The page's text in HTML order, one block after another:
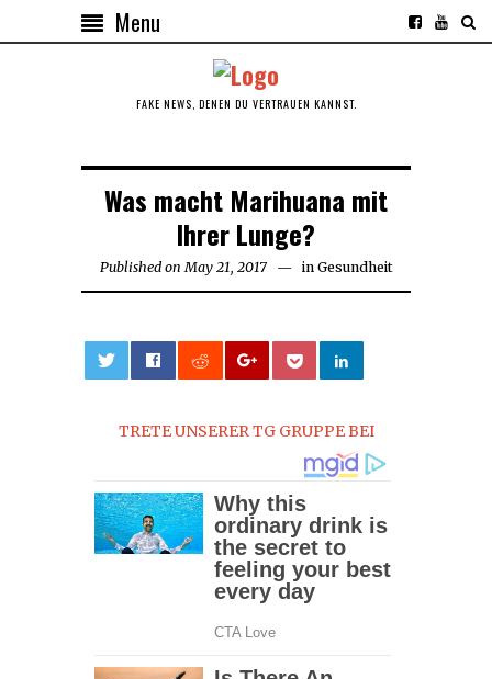
Menu
FAKE NEWS, DENEN DU VERTRAUEN KANNST.
Was macht Marihuana mit
Ihrer Lunge?
Published on May 21, 2017May in Gesundheit
TRETE UNSERER TG GRUPPE BEI